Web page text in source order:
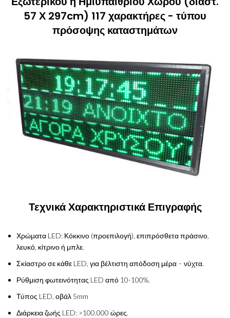
57 Χ 297cm) 117 χαρακτήρες - τύπου
πρόσοψης καταστημάτων
Τεχνικά Χαρακτηριστικά Επιγραφής
Χρώματα LED: Κόκκινο (προεπιλογή), επιπρόσθετα πράσινο,
λευκό, κίτρινο ή μπλε.
Σκίαστρο σε κάθε LED, για βέλτιστη απόδοση μέρα – νύχτα.
Ρύθμιση φωτεινότητας LED από 10-100%.
Τύπος LED, οβάλ 5mm
Διάρκεια ζωής LED: >100.000 ώρες.